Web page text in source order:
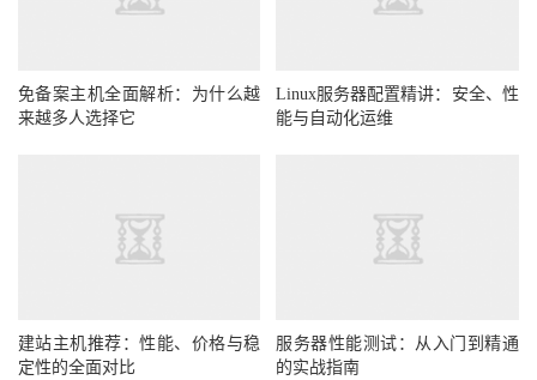
免备案主机全面解析：为什么越
来越多人选择它
Linux服务器配置精讲：安全、性
能与自动化运维
建站主机推荐：性能、价格与稳
定性的全面对比
服务器性能测试：从入门到精通
的实战指南